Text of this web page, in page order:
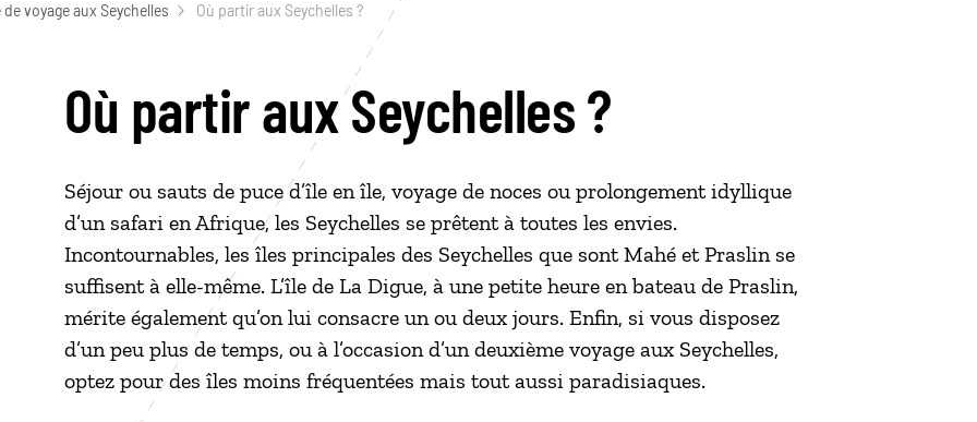
de voyage aux Seychelles Où partir aux Seychelles ?
Où partir aux Seychelles ?
Séjour ou sauts de puce d’île en île, voyage de noces ou prolongement idyllique
d’un safari en Afrique, les Seychelles se prêtent à toutes les envies.
Incontournables, les îles principales des Seychelles que sont Mahé et Praslin se
suffisent à elle-même. L’île de La Digue, à une petite heure en bateau de Praslin,
mérite également qu’on lui consacre un ou deux jours. Enfin, si vous disposez
d’un peu plus de temps, ou à l’occasion d’un deuxième voyage aux Seychelles,
optez pour des îles moins fréquentées mais tout aussi paradisiaques.